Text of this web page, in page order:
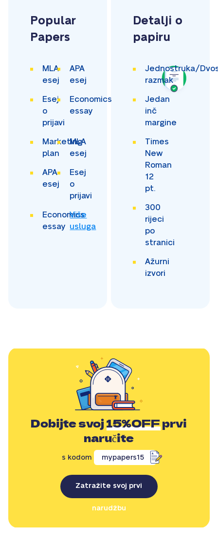
Popular
Papers
MLA
esej
APA
esej
Esej
o
prijavi
Economics
essay
Marketing
plan
MLA
esej
APA
esej
Esej
o
prijavi
Economics
essay
Više
usluga
Detalji o
papiru
Jednostruka/
razmak
Jedan
inč
margine
Times
New
Roman
12
pt.
300
rijeci
po
stranici
Ažurni
izvori
Dobijte svoj15%OFFprvi
naručite
s kodom mypapers15
Zatražite svoj prvi
narudžbu